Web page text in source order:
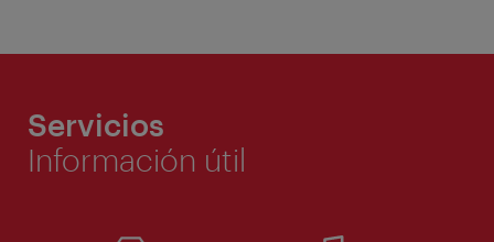
Servicios
Información útil